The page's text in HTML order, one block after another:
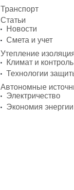
Транспорт
Статьи
Новости
Смета и учет
Утепление
Климат и контроль
Технологии
Автономные
Электричество
Экономия энергии